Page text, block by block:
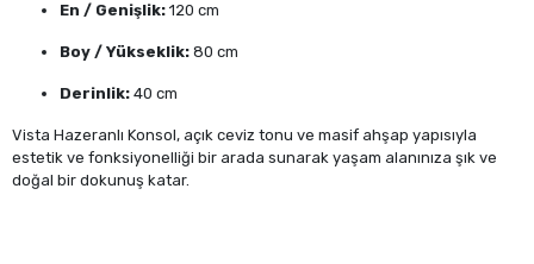
En / Genişlik: 120 cm
Boy / Yükseklik: 80 cm
Derinlik: 40 cm
Vista Hazeranlı Konsol, açık ceviz tonu ve masif ahşap yapısıyla
estetik ve fonksiyonelliği bir arada sunarak yaşam alanınıza şık ve
doğal bir dokunuş katar.